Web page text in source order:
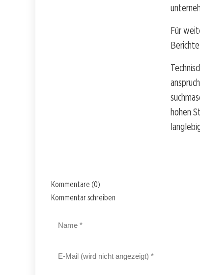
Für
hohen
Kommentare (0)
Kommentar schreiben